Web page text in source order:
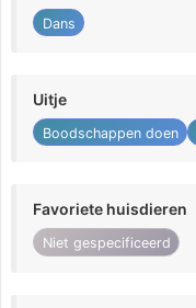
Dans
Uitje
Boodschappen doen
Favoriete huisdieren
Niet gespecificeerd